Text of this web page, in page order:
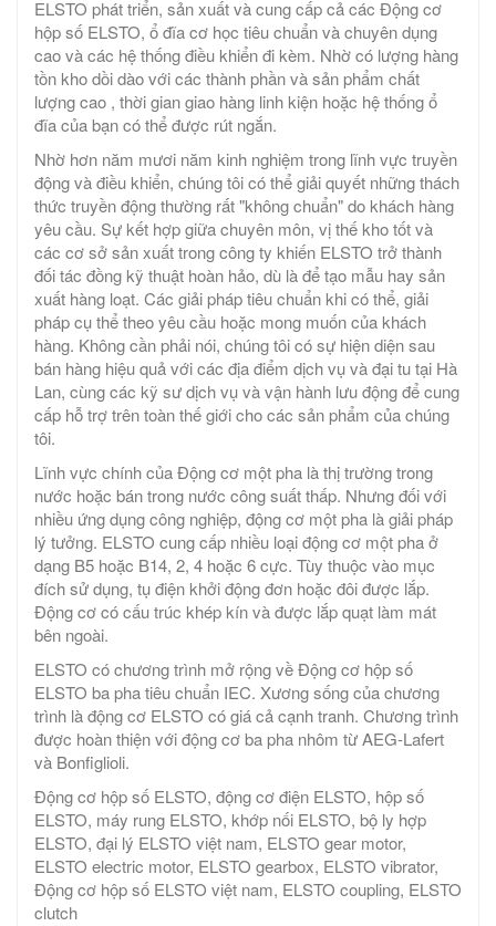
ELSTO phát triển, sản xuất và cung cấp cả các Động cơ
hộp số ELSTO, ổ đĩa cơ học tiêu chuẩn và chuyên dụng
cao và các hệ thống điều khiển đi kèm. Nhờ có lượng hàng
tồn kho dồi dào với các thành phần và sản phẩm chất
lượng cao , thời gian giao hàng linh kiện hoặc hệ thống ổ
đĩa của bạn có thể được rút ngắn.
Nhờ hơn năm mươi năm kinh nghiệm trong lĩnh vực truyền
động và điều khiển, chúng tôi có thể giải quyết những thách
thức truyền động thường rất "không chuẩn" do khách hàng
yêu cầu. Sự kết hợp giữa chuyên môn, vị thế kho tốt và
các cơ sở sản xuất trong công ty khiến ELSTO trở thành
đối tác đồng kỹ thuật hoàn hảo, dù là để tạo mẫu hay sản
xuất hàng loạt. Các giải pháp tiêu chuẩn khi có thể, giải
pháp cụ thể theo yêu cầu hoặc mong muốn của khách
hàng. Không cần phải nói, chúng tôi có sự hiện diện sau
bán hàng hiệu quả với các địa điểm dịch vụ và đại tu tại Hà
Lan, cùng các kỹ sư dịch vụ và vận hành lưu động để cung
cấp hỗ trợ trên toàn thế giới cho các sản phẩm của chúng
tôi.
Lĩnh vực chính của Động cơ một pha là thị trường trong
nước hoặc bán trong nước công suất thấp. Nhưng đối với
nhiều ứng dụng công nghiệp, động cơ một pha là giải pháp
lý tưởng. ELSTO cung cấp nhiều loại động cơ một pha ở
dạng B5 hoặc B14, 2, 4 hoặc 6 cực. Tùy thuộc vào mục
đích sử dụng, tụ điện khởi động đơn hoặc đôi được lắp.
Động cơ có cấu trúc khép kín và được lắp quạt làm mát
bên ngoài.
ELSTO có chương trình mở rộng về Động cơ hộp số
ELSTO ba pha tiêu chuẩn IEC. Xương sống của chương
trình là động cơ ELSTO có giá cả cạnh tranh. Chương trình
được hoàn thiện với động cơ ba pha nhôm từ AEG-Lafert
và Bonfiglioli.
Động cơ hộp số ELSTO, động cơ điện ELSTO, hộp số
ELSTO, máy rung ELSTO, khớp nối ELSTO, bộ ly hợp
ELSTO, đại lý ELSTO việt nam, ELSTO gear motor,
ELSTO electric motor, ELSTO gearbox, ELSTO vibrator,
Động cơ hộp số ELSTO việt nam, ELSTO coupling, ELSTO
clutch